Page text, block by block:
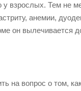
взрослых. Тем не
анемии,
он вылечивается
на вопрос о том,